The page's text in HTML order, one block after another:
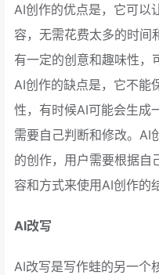
AI创作的优点是，它可以
容，无需花费太多的时间
有一定的创意和趣味性，
AI创作的缺点是，它不能
性，有时候AI可能会生成
需要自己判断和修改。AI
的创作，用户需要根据自
容和方式来使用AI创作的
AI改写
AI改写是写作蛙的另一个